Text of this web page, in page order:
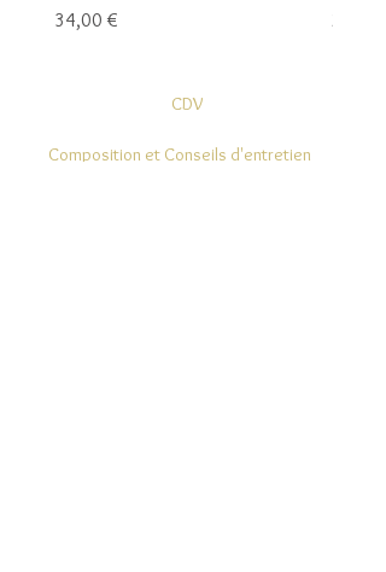
Prix
34,00 € 28,00 €
CDV
Composition et Conseils d'entretien